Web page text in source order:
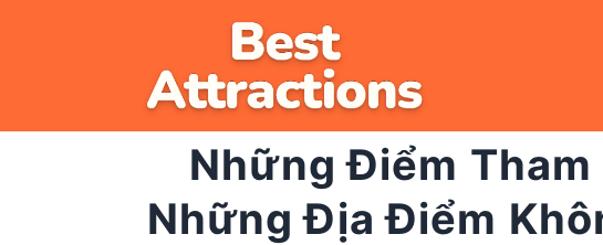
Những Điểm Tham
Những Địa Điểm